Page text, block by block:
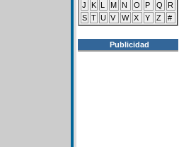
J
K L M N O P Q
R
S T U V W X Y Z #
Publicidad